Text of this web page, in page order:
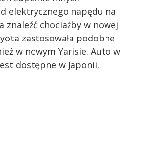
elektrycznego napędu na
znaleźć chociażby w nowej
zastosowała podobne
w nowym Yarisie. Auto w
dostępne w Japonii.